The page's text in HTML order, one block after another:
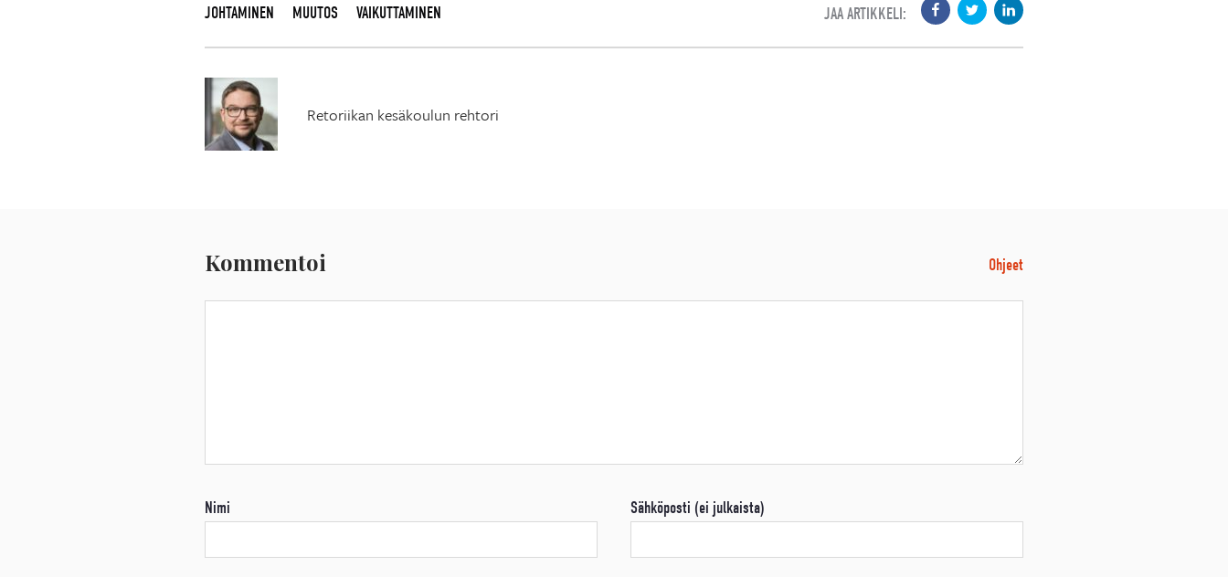
JOHTAMINEN MUUTOS VAIKUTTAMINEN JAA ARTIKKELI:
Retoriikan kesäkoulun rehtori
Kommentoi Ohjeet
Nimi Sähköposti (ei julkaista)